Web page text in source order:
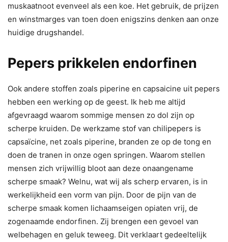
muskaatnoot evenveel als een koe. Het gebruik, de prijzen
en winstmarges van toen doen enigszins denken aan onze
huidige drugshandel.
Pepers prikkelen endorfinen
Ook andere stoffen zoals piperine en capsaicine uit pepers
hebben een werking op de geest. Ik heb me altijd
afgevraagd waarom sommige mensen zo dol zijn op
scherpe kruiden. De werkzame stof van chilipepers is
capsaïcine, net zoals piperine, branden ze op de tong en
doen de tranen in onze ogen springen. Waarom stellen
mensen zich vrijwillig bloot aan deze onaangename
scherpe smaak? Welnu, wat wij als scherp ervaren, is in
werkelijkheid een vorm van pijn. Door de pijn van de
scherpe smaak komen lichaamseigen opiaten vrij, de
zogenaamde endorfinen. Zij brengen een gevoel van
welbehagen en geluk teweeg. Dit verklaart gedeeltelijk